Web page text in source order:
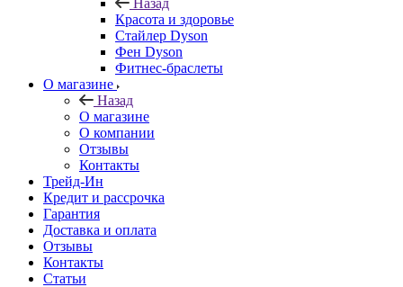
Назад
Красота и здоровье
Стайлер Dyson
Фен Dyson
Фитнес-браслеты
О магазине
Назад
О магазине
О компании
Отзывы
Контакты
Трейд-Ин
Кредит и рассрочка
Гарантия
Доставка и оплата
Отзывы
Контакты
Статьи